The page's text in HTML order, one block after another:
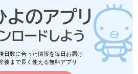
日数に合った情報を毎日お届け
後まで長く使える無料アプリ